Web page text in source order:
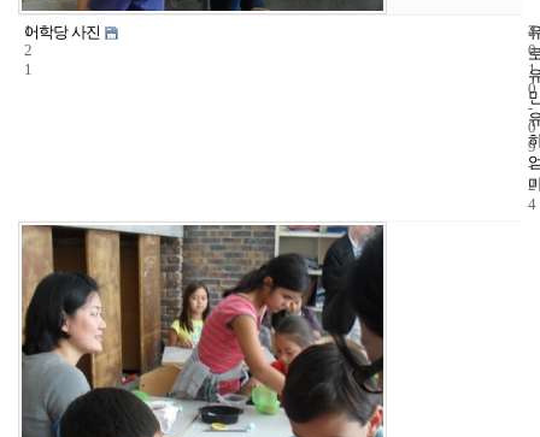
1
2
1
어학당 사진 4
2
0
1
0
-
0
9
-
2
4